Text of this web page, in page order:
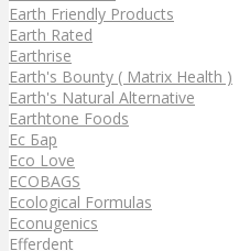
Earth Friendly Products
Earth Rated
Earthrise
Earth's Bounty ( Matrix Health )
Earth's Natural Alternative
Earthtone Foods
Ec Бар
Eco Love
ECOBAGS
Ecological Formulas
Econugenics
Efferdent